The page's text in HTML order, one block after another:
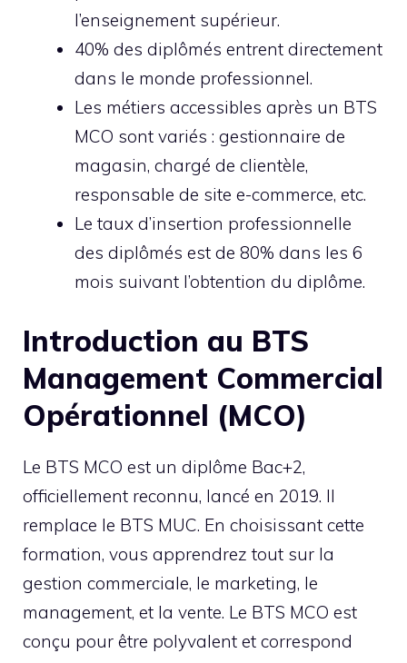
l’enseignement supérieur.
40% des diplômés entrent directement
dans le monde professionnel.
Les métiers accessibles après un BTS
MCO sont variés : gestionnaire de
magasin, chargé de clientèle,
responsable de site e-commerce, etc.
Le taux d’insertion professionnelle
des diplômés est de 80% dans les 6
mois suivant l’obtention du diplôme.
Introduction au BTS
Management Commercial
Opérationnel (MCO)
Le BTS MCO est un diplôme Bac+2,
officiellement reconnu, lancé en 2019. Il
remplace le BTS MUC. En choisissant cette
formation, vous apprendrez tout sur la
gestion commerciale, le marketing, le
management, et la vente. Le BTS MCO est
conçu pour être polyvalent et correspond